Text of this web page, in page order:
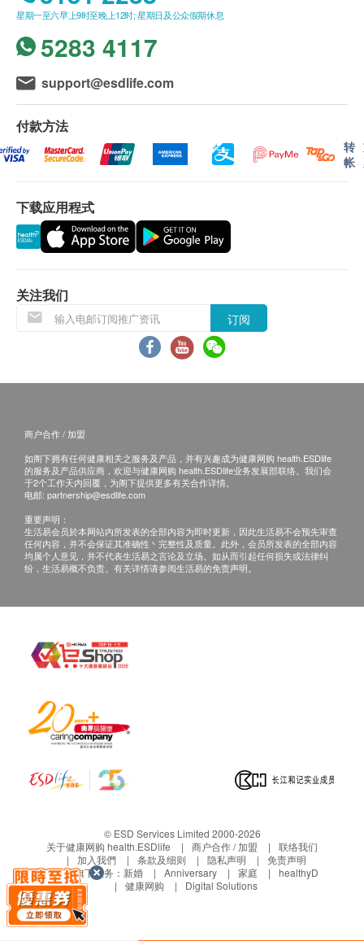
份结石在人体内为害。
Precoat高精度过滤技术可以去除以及小至0.5微米
符合NSF/ANSI 42及53世界第一级饮用水
仅限冷水使用
温度范围：35-100°F（2-38°C）
服务流量：0.5 gpm（1.9 Lpm）
额定容量：750加仑（2,835升）
限公司将会以电子邮件的形式通知用户，请回覆信箱
中的邮件或联系客服人员。逾期5日未能得到回覆的
订单香港洁净水有限公司将安排返回仓库及退款。
送货地区:
香港岛、九龙、新界及离岛：大屿山地区（东涌／愉
景湾／赤腊角／香港迪士尼／马湾)
澳门、香港岛商业区、九龙商业区、新界商业区及离
以上地区订单由顺丰（香港）派送
送货服务不包括邮政信箱地址、边境禁区、汽车不能
直达或没有升降机设备之收货地点。
收货需知:
签收时需核对身份。
收到商品时请当场验货，检查外包装是否完整无损、
商品种类及数量与订单相符、确认购物收据内金额资
料。
户签收后离开，未能等待开机试用。
签收后，如商品出现质量问题，如功能性故障。请您
即时联系香港洁净水有限公司客户服务中心，电话
34660000。
保养:
所有于香港洁净水有限公司购买之货品，不论是香港
无需登记。
货品维修与运费安排：
NEX 电解水机产品
全机保养: 2年
电解版保养: 10年
安装 / 取货日期起2年内 : 香港洁净水有限公司提供
免费检查及维修。
完全不能制造活性氢(ORP), 则属电解版失效, 本公
司会提供维修。
电解板维修, 客户需自携至本公司维修中心处理。
如需专人上门收机、拆机或送货、重装费用, 收费
为每次$450。
香港洁净水有限公司提供NEX 电解水机, 续期全机
星期一至六早上9时至晚上12时; 星期日及公众假期休息
5283 4117
support@esdlife.com
付款方法
转
帐
下载应用程式
关注我们
订阅
商户合作 / 加盟
如阁下拥有任何健康相关之服务及产品，并有兴趣成为健康网购 health.ESDlife
的服务及产品供应商，欢迎与健康网购 health.ESDlife业务发展部联络。我们会
于2个工作天内回覆，为阁下提供更多有关合作详情。
电邮: partnership@esdlife.com
重要声明：
生活易会员於本网站内所发表的全部内容为即时更新，因此生活易不会预先审查
任何内容，并不会保证其准确性丶完整性及质量。此外，会员所发表的全部内容
均属个人意见，并不代表生活易之言论及立场。如从而引起任何损失或法律纠
纷，生活易概不负责。有关详情请参阅生活易的免责声明。
© ESD Services Limited 2000-2026
关于健康网购 health.ESDlife
商户合作 / 加盟
联络我们
加入我們
条款及细则 隐私声明
免责声明
生活易旗下业务： 新婚 Anniversary 家庭
healthyD
健康网购
Digital Solutions